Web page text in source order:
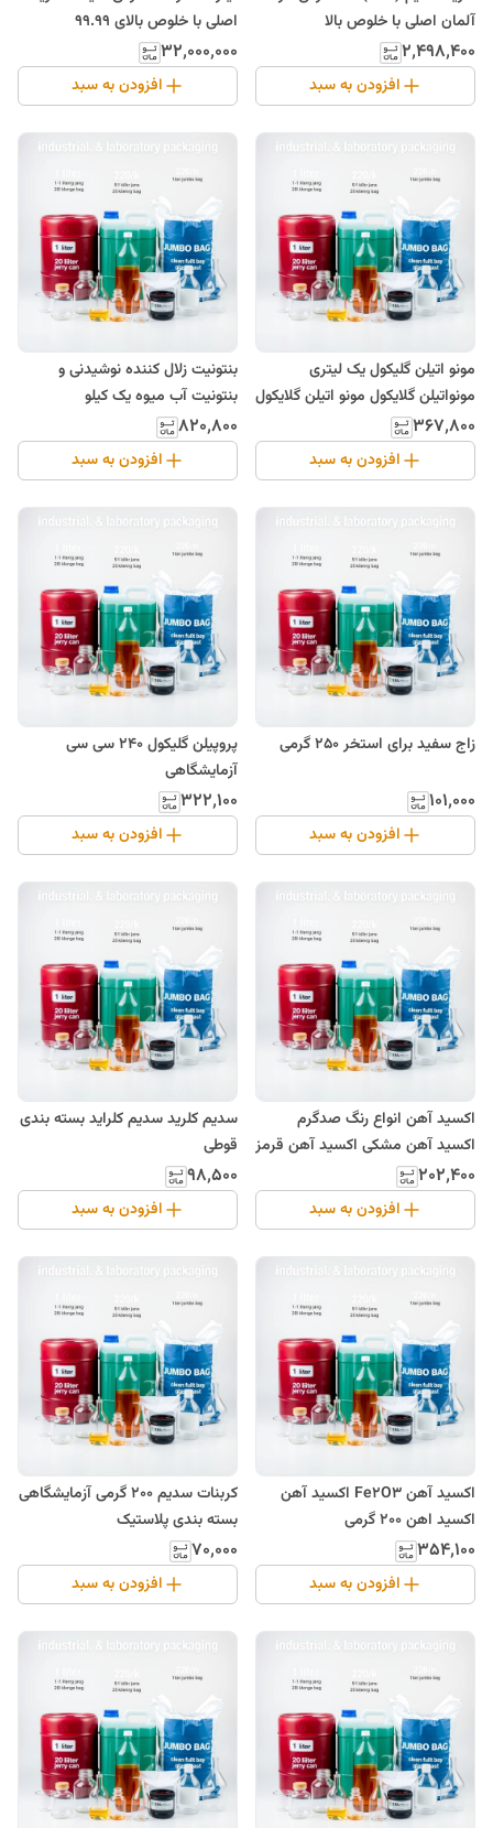
آلمان اصلی با خلوص بالا
۲٬۴۹۸٬۴۰۰
افزودن به سبد
اصلی با خلوص بالای 99.99
۳۲٬۰۰۰٬۰۰۰
افزودن به سبد
مونو اتیلن گلیکول یک لیتری
مونواتیلن گلایکول مونو اتیلن گلایکول
۳۶۷٬۸۰۰
افزودن به سبد
بنتونیت زلال کننده نوشیدنی و
بنتونیت آب میوه یک کیلو
۸۲۰٬۸۰۰
افزودن به سبد
زاج سفید برای استخر 250 گرمی
۱۰۱٬۰۰۰
افزودن به سبد
پروپیلن گلیکول 240 سی سی
آزمایشگاهی
۳۲۲٬۱۰۰
افزودن به سبد
اکسید آهن انواع رنگ صدگرم
اکسید آهن مشکی اکسید آهن قرمز
اکسید آهن زرد
۲۰۲٬۴۰۰
افزودن به سبد
سدیم کلرید سدیم کلراید بسته بندی
قوطی
۹۸٬۵۰۰
افزودن به سبد
اکسید آهن Fe2O3 اکسید آهن
اکسید اهن 200 گرمی
۳۵۴٬۱۰۰
افزودن به سبد
کربنات سدیم 200 گرمی آزمایشگاهی
بسته بندی پلاستیک
۷۰٬۰۰۰
افزودن به سبد